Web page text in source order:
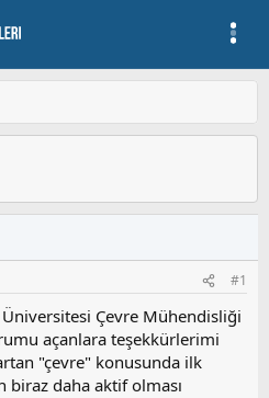
#1
Çevre Mühendisliği
açanlara teşekkürlerimi
"çevre" konusunda ilk
biraz daha aktif olması